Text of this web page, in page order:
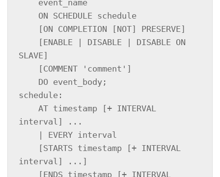
SLAVE]
schedule:
interval] ...
interval] ...]